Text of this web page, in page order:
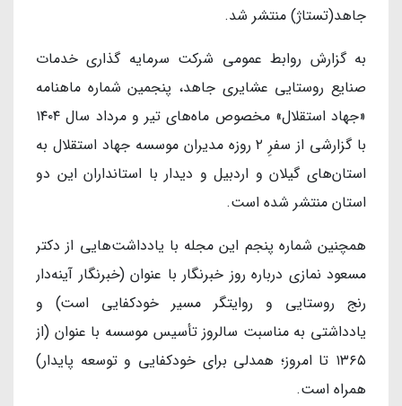
جاهد(تستاژ) منتشر شد.
به گزارش روابط عمومی شرکت سرمایه گذاری خدمات
صنایع روستایی عشایری جاهد، پنجمین شماره ماهنامه
«جهاد استقلال» مخصوص ماه‌های تیر و مرداد سال ۱۴۰۴
با گزارشی از سفرِ ۲ روزه مدیران موسسه جهاد استقلال به
استان‌های گیلان و اردبیل و دیدار با استانداران این دو
استان منتشر شده است.
همچنین شماره پنجم این مجله با یادداشت‌هایی از دکتر
مسعود نمازی درباره روز خبرنگار با عنوان (خبرنگار آینه‌دار
رنج روستایی و روایتگر مسیر خودکفایی است) و
یادداشتی به مناسبت سالروز تأسیس موسسه با عنوان (از
۱۳۶۵ تا امروز؛ همدلی برای خودکفایی و توسعه پایدار)
همراه است.